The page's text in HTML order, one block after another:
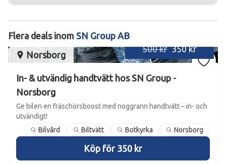
Flera deals inom SN Group AB
Norsborg
500 kr 350 kr
In- & utvändig handtvätt hos SN Group -
Norsborg
Ge bilen en fräschörsboost med noggrann handtvätt – in- och
utvändigt!
Bilvård
Biltvätt Botkyrka Norsborg
Köp för 350 kr